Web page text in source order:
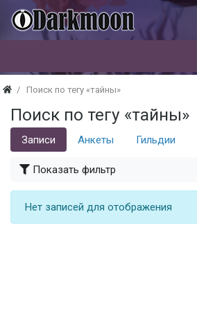
Поиск по тегу «тайны»
Поиск по тегу «тайны»
Записи Анкеты Гильдии
Показать фильтр
Нет записей для отображения